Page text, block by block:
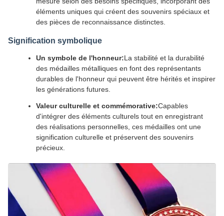
éléments uniques qui créent des souvenirs spéciaux et
des pièces de reconnaissance distinctes.
Signification symbolique
Un symbole de l'honneur:La stabilité et la durabilité
des médailles métalliques en font des représentants
durables de l'honneur qui peuvent être hérités et inspirer
les générations futures.
Valeur culturelle et commémorative:Capables
d'intégrer des éléments culturels tout en enregistrant
des réalisations personnelles, ces médailles ont une
signification culturelle et préservent des souvenirs
précieux.